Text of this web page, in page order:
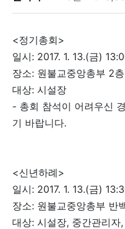
<정기총회>
일시: 2017. 1. 13.(금)
장소: 원불교중앙총부 2
대상: 시설장
- 총회 참석이 어려우신
기 바랍니다.
<신년하례>
일시: 2017. 1. 13.(금)
장소: 원불교중앙총부 반
대상: 시설장, 중간관리자